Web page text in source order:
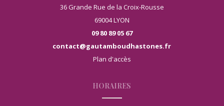
36 Grande Rue de la Croix-Rousse
69004 LYON
09 80 89 05 67
contact@gautamboudhastones.fr
Plan d'accès
HORAIRES